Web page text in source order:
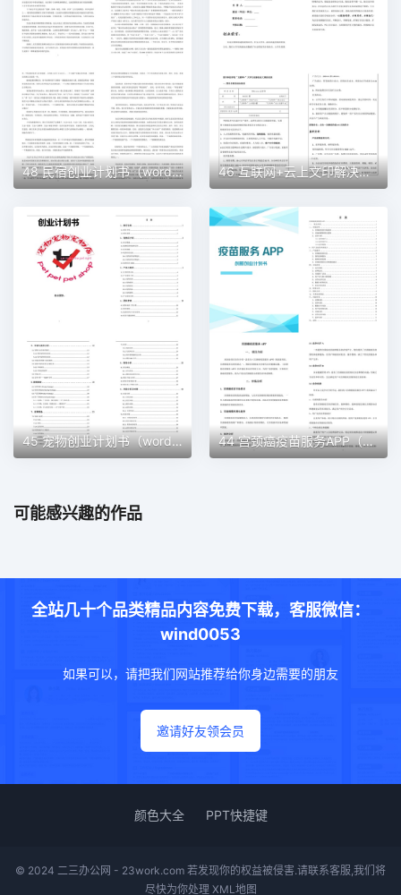
48 民宿创业计划书（word＋ppt配套）创业计划书word模板 46 互联网+云上文印解决方案创业计划书（word＋ppt配套）创业计划书word模板
45 宠物创业计划书（word＋ppt配套）创业计划书word模板 44 宫颈癌疫苗服务APP（word＋ppt配套）创业计划书word模板
可能感兴趣的作品
全站几十个品类精品内容免费下载，客服微信：
wind0053
如果可以，请把我们网站推荐给你身边需要的朋友
邀请好友领会员
颜色大全 PPT快捷键
© 2024 二三办公网 - 23work.com 若发现你的权益被侵害.请联系客服,我们将
尽快为你处理 XML地图